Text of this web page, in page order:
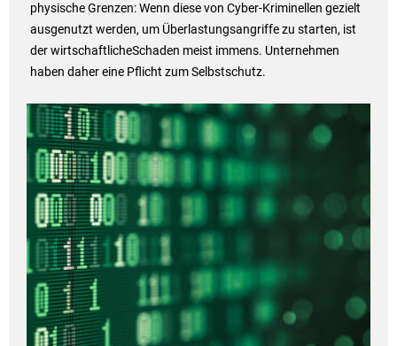
physische Grenzen: Wenn diese von Cyber-Kriminellen gezielt
ausgenutzt werden, um Überlastungsangriffe zu starten, ist
der wirtschaftlicheSchaden meist immens. Unternehmen
haben daher eine Pflicht zum Selbstschutz.